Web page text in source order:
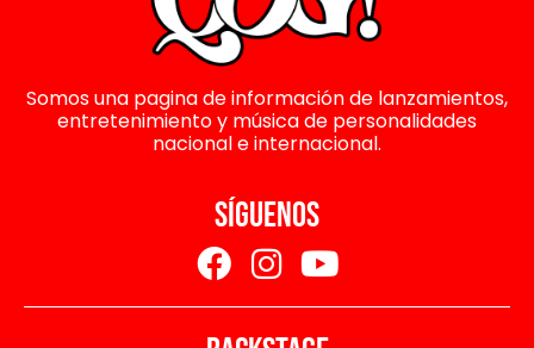
Somos una pagina de información de lanzamientos,
entretenimiento y música de personalidades
nacional e internacional.
SÍGUENOS